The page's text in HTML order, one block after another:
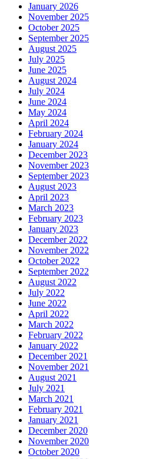
January 2026
November 2025
October 2025
September 2025
August 2025
July 2025
June 2025
August 2024
July 2024
June 2024
May 2024
April 2024
February 2024
January 2024
December 2023
November 2023
September 2023
August 2023
April 2023
March 2023
February 2023
January 2023
December 2022
November 2022
October 2022
September 2022
August 2022
July 2022
June 2022
April 2022
March 2022
February 2022
January 2022
December 2021
November 2021
August 2021
July 2021
March 2021
February 2021
January 2021
December 2020
November 2020
October 2020